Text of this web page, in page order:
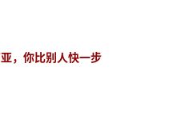
，你比别人快一步